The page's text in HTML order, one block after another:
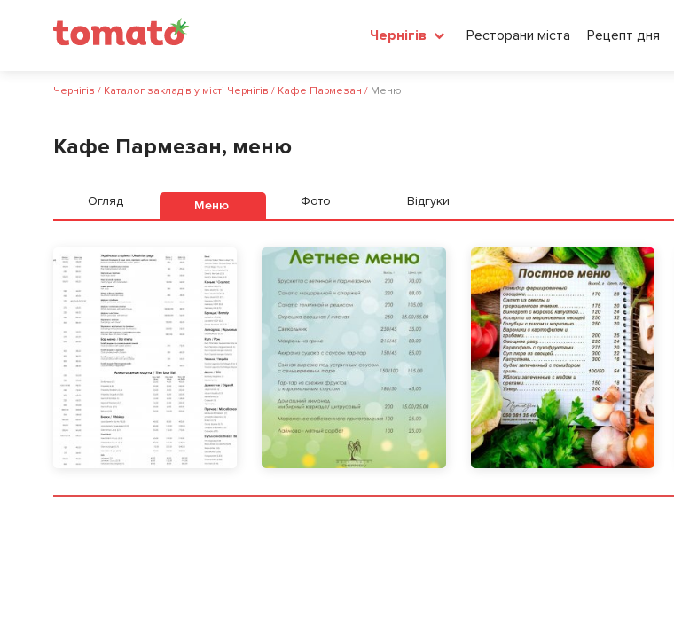
Чернігів Ресторани міста Рецепт дня
Чернігів / Каталог закладів у місті Чернігів / Кафе Пармезан / Меню
Кафе Пармезан, меню
Огляд Меню Фото Відгуки